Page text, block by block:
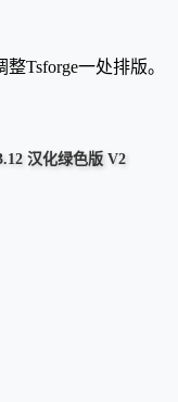
Tsforge一处排版。
汉化绿色版 V2